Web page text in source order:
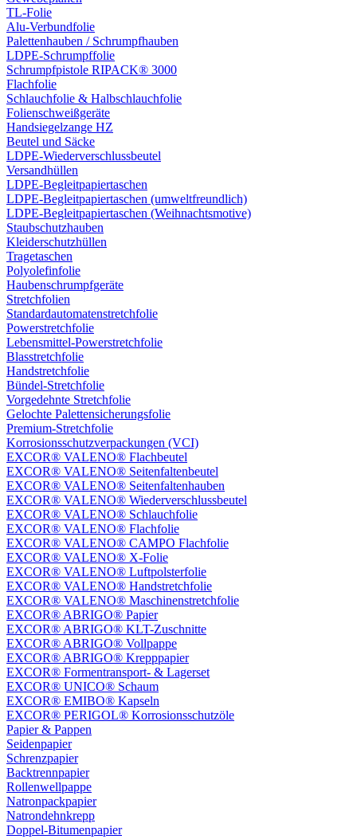
TL-Folie
Alu-Verbundfolie
Palettenhauben / Schrumpfhauben
LDPE-Schrumpffolie
Schrumpfpistole RIPACK® 3000
Flachfolie
Schlauchfolie & Halbschlauchfolie
Folienschweißgeräte
Handsiegelzange HZ
Beutel und Säcke
LDPE-Wiederverschlussbeutel
Versandhüllen
LDPE-Begleitpapiertaschen
LDPE-Begleitpapiertaschen (umweltfreundlich)
LDPE-Begleitpapiertaschen (Weihnachtsmotive)
Staubschutzhauben
Kleiderschutzhüllen
Tragetaschen
Polyolefinfolie
Haubenschrumpfgeräte
Stretchfolien
Standardautomatenstretchfolie
Powerstretchfolie
Lebensmittel-Powerstretchfolie
Blasstretchfolie
Handstretchfolie
Bündel-Stretchfolie
Vorgedehnte Stretchfolie
Gelochte Palettensicherungsfolie
Premium-Stretchfolie
Korrosionsschutzverpackungen (VCI)
EXCOR® VALENO® Flachbeutel
EXCOR® VALENO® Seitenfaltenbeutel
EXCOR® VALENO® Seitenfaltenhauben
EXCOR® VALENO® Wiederverschlussbeutel
EXCOR® VALENO® Schlauchfolie
EXCOR® VALENO® Flachfolie
EXCOR® VALENO® CAMPO Flachfolie
EXCOR® VALENO® X-Folie
EXCOR® VALENO® Luftpolsterfolie
EXCOR® VALENO® Handstretchfolie
EXCOR® VALENO® Maschinenstretchfolie
EXCOR® ABRIGO® Papier
EXCOR® ABRIGO® KLT-Zuschnitte
EXCOR® ABRIGO® Vollpappe
EXCOR® ABRIGO® Krepppapier
EXCOR® Formentransport- & Lagerset
EXCOR® UNICO® Schaum
EXCOR® EMIBO® Kapseln
EXCOR® PERIGOL® Korrosionsschutzöle
Papier & Pappen
Seidenpapier
Schrenzpapier
Backtrennpapier
Rollenwellpappe
Natronpackpapier
Natrondehnkrepp
Doppel-Bitumenpapier